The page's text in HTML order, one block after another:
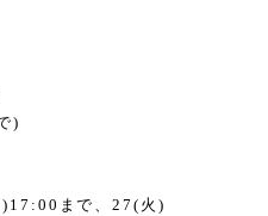
)
)17:00 まで、27( 火 )